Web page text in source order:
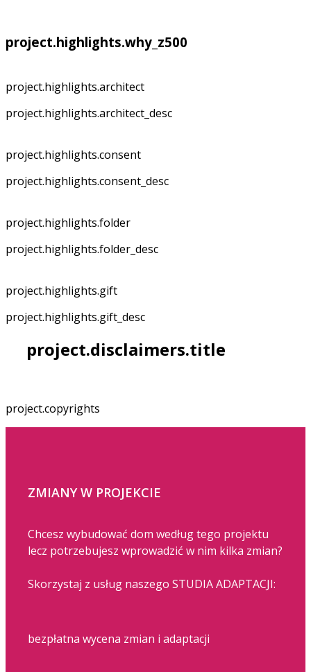
project.highlights.why_z500
project.highlights.architect
project.highlights.architect_desc
project.highlights.consent
project.highlights.consent_desc
project.highlights.folder
project.highlights.folder_desc
project.highlights.gift
project.highlights.gift_desc
project.disclaimers.title
project.copyrights
ZMIANY W PROJEKCIE
Chcesz wybudować dom według tego projektu
lecz potrzebujesz wprowadzić w nim kilka zmian?
Skorzystaj z usług naszego STUDIA ADAPTACJI:
bezpłatna wycena zmian i adaptacji